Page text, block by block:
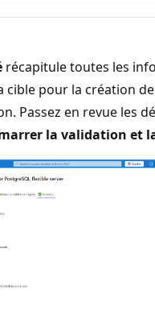
récapitule toutes les
cible pour la création
Passez en revue les
la validation et